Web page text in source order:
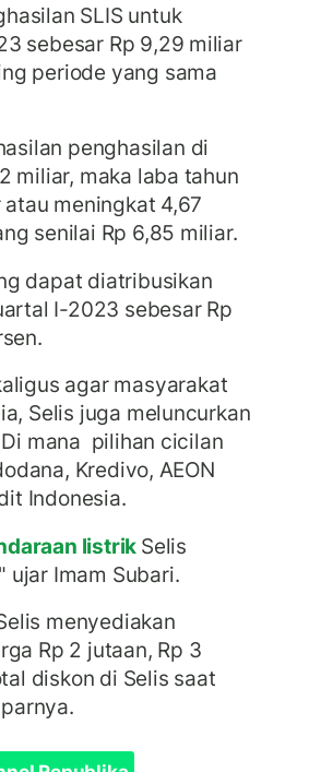
SLIS untuk
sebesar Rp 9,29 miliar
periode yang sama
penghasilan di
miliar, maka laba tahun
atau meningkat 4,67
senilai Rp 6,85 miliar.
dapat diatribusikan
I-2023 sebesar Rp
agar masyarakat
Selis juga meluncurkan
mana pilihan cicilan
Kredivo, AEON
Indonesia.
listrik Selis
ujar Imam Subari.
menyediakan
Rp 2 jutaan, Rp 3
diskon di Selis saat